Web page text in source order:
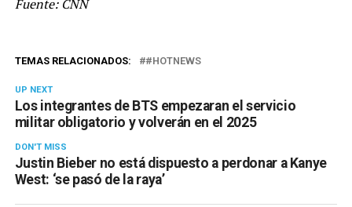
Fuente: CNN
TEMAS RELACIONADOS: #HOTNEWS
UP NEXT
Los integrantes de BTS empezaran el servicio
militar obligatorio y volverán en el 2025
DON'T MISS
Justin Bieber no está dispuesto a perdonar a Kanye
West: ‘se pasó de la raya’